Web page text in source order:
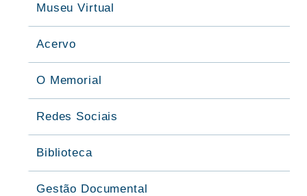
Museu Virtual
Acervo
O Memorial
Redes Sociais
Biblioteca
Gestão Documental